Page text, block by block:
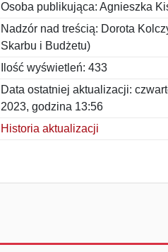
Osoba publikująca: Agnieszka
Nadzór nad treścią: Dorota
Skarbu i Budżetu)
Ilość wyświetleń: 433
Data ostatniej aktualizacji:
2023, godzina 13:56
Historia aktualizacji